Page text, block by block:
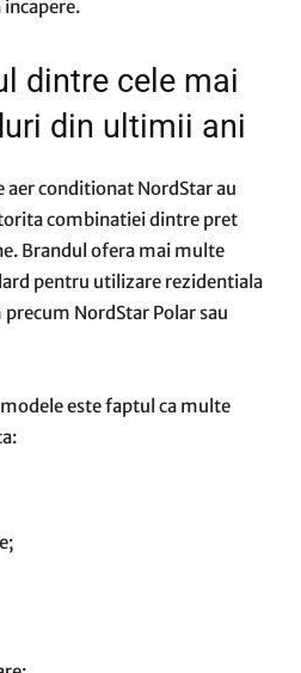
dintre cele mai
din ultimii ani
conditionat NordStar au
combinatiei dintre pret
Brandul ofera mai multe
pentru utilizare rezidentiala
NordStar Polar sau
este faptul ca multe